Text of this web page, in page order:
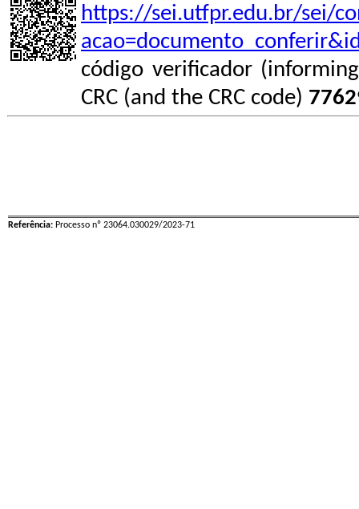
https://sei.utfpr.edu.br/sei/
código verificador
CRC (and the CRC code)
Referência: Processo nº 23064.030029/2023-71